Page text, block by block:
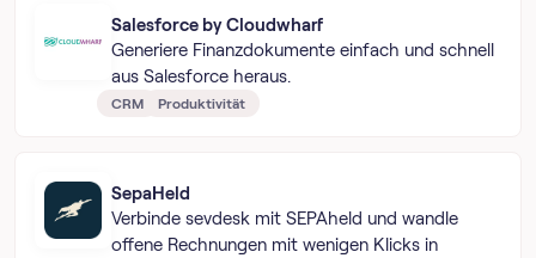
Salesforce by Cloudwharf
Generiere Finanzdokumente einfach und schnell
aus Salesforce heraus.
CRM Produktivität
SepaHeld
Verbinde sevdesk mit SEPAheld und wandle
offene Rechnungen mit wenigen Klicks in